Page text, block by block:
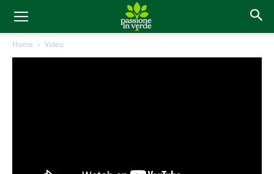
Home Video